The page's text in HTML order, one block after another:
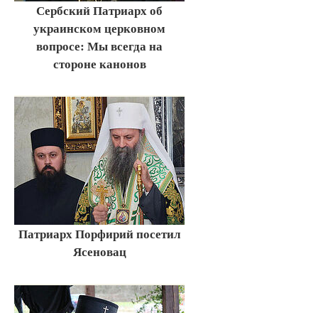
Сербский Патриарх об
украинском церковном
вопросе: Мы всегда на
стороне канонов
Патриарх Порфирий посетил
Ясеновац